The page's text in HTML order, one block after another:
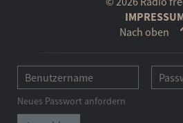
Nach oben
Neues Passwort anfordern